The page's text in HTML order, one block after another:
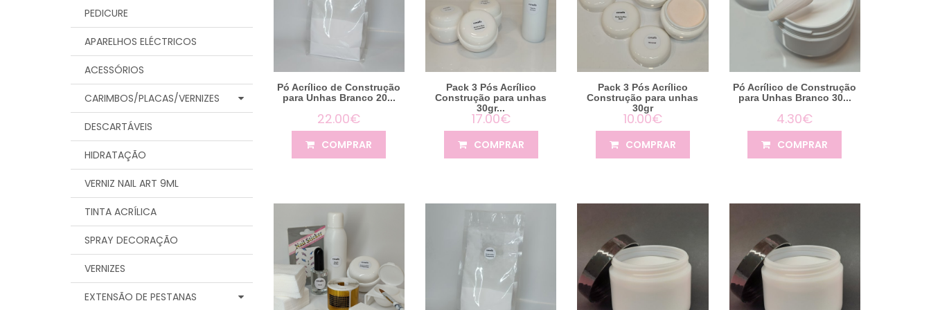
PEDICURE
APARELHOS ELÉCTRICOS
ACESSÓRIOS
CARIMBOS/PLACAS/VERNIZES
DESCARTÁVEIS
HIDRATAÇÃO
VERNIZ NAIL ART 9ML
TINTA ACRÍLICA
SPRAY DECORAÇÃO
VERNIZES
EXTENSÃO DE PESTANAS
Pó Acrílico de Construção
para Unhas Branco 20...
22.00€
COMPRAR
Pack 3 Pós Acrílico
Construção para unhas
30gr...
17.00€
COMPRAR
Pack 3 Pós Acrílico
Construção para unhas
30gr
10.00€
COMPRAR
Pó Acrílico de Construção
para Unhas Branco 30...
4.30€
COMPRAR